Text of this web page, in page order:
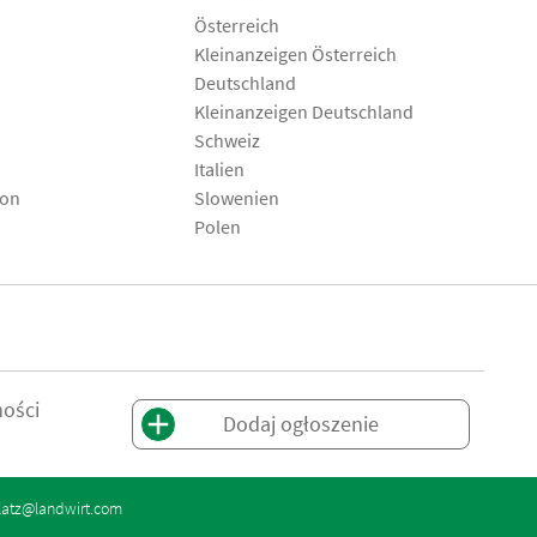
Österreich
Kleinanzeigen Österreich
Deutschland
Kleinanzeigen Deutschland
Schweiz
Italien
Slowenien
Polen
Dodaj ogłoszenie